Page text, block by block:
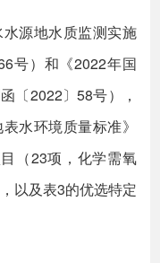
源地水质监测实施
号）和《2022年国
〔2022〕58号），
水环境质量标准》
（23项，化学需氧
以及表3的优选特定